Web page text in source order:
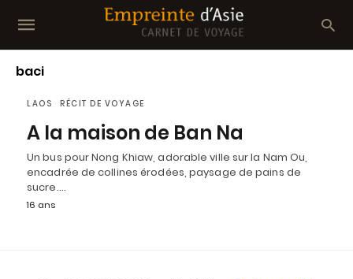
baci
LAOS RÉCIT DE VOYAGE
A la maison de Ban Na
Un bus pour Nong Khiaw, adorable ville sur la Nam Ou,
encadrée de collines érodées, paysage de pains de
sucre.…
16 ans